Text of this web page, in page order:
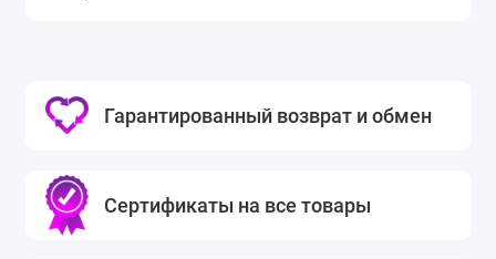
Гарантированный возврат и обмен
Сертификаты на все товары